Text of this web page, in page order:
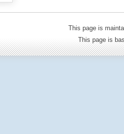
This page is
This page is